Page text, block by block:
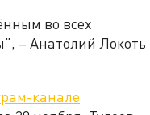
во всех
– Анатолий Локоть
канале